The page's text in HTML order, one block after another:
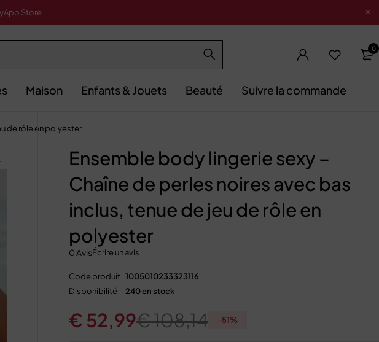
App Store
0
Maison Enfants & Jouets Beauté Suivre la commande
de rôle en polyester
Ensemble body lingerie sexy –
Chaîne de perles noires avec bas
inclus, tenue de jeu de rôle en
polyester
0 AvisÉcrire un avis
Code produit 1005010233323116
Disponibilité
240 en stock
€108,14
€52,99 -51%